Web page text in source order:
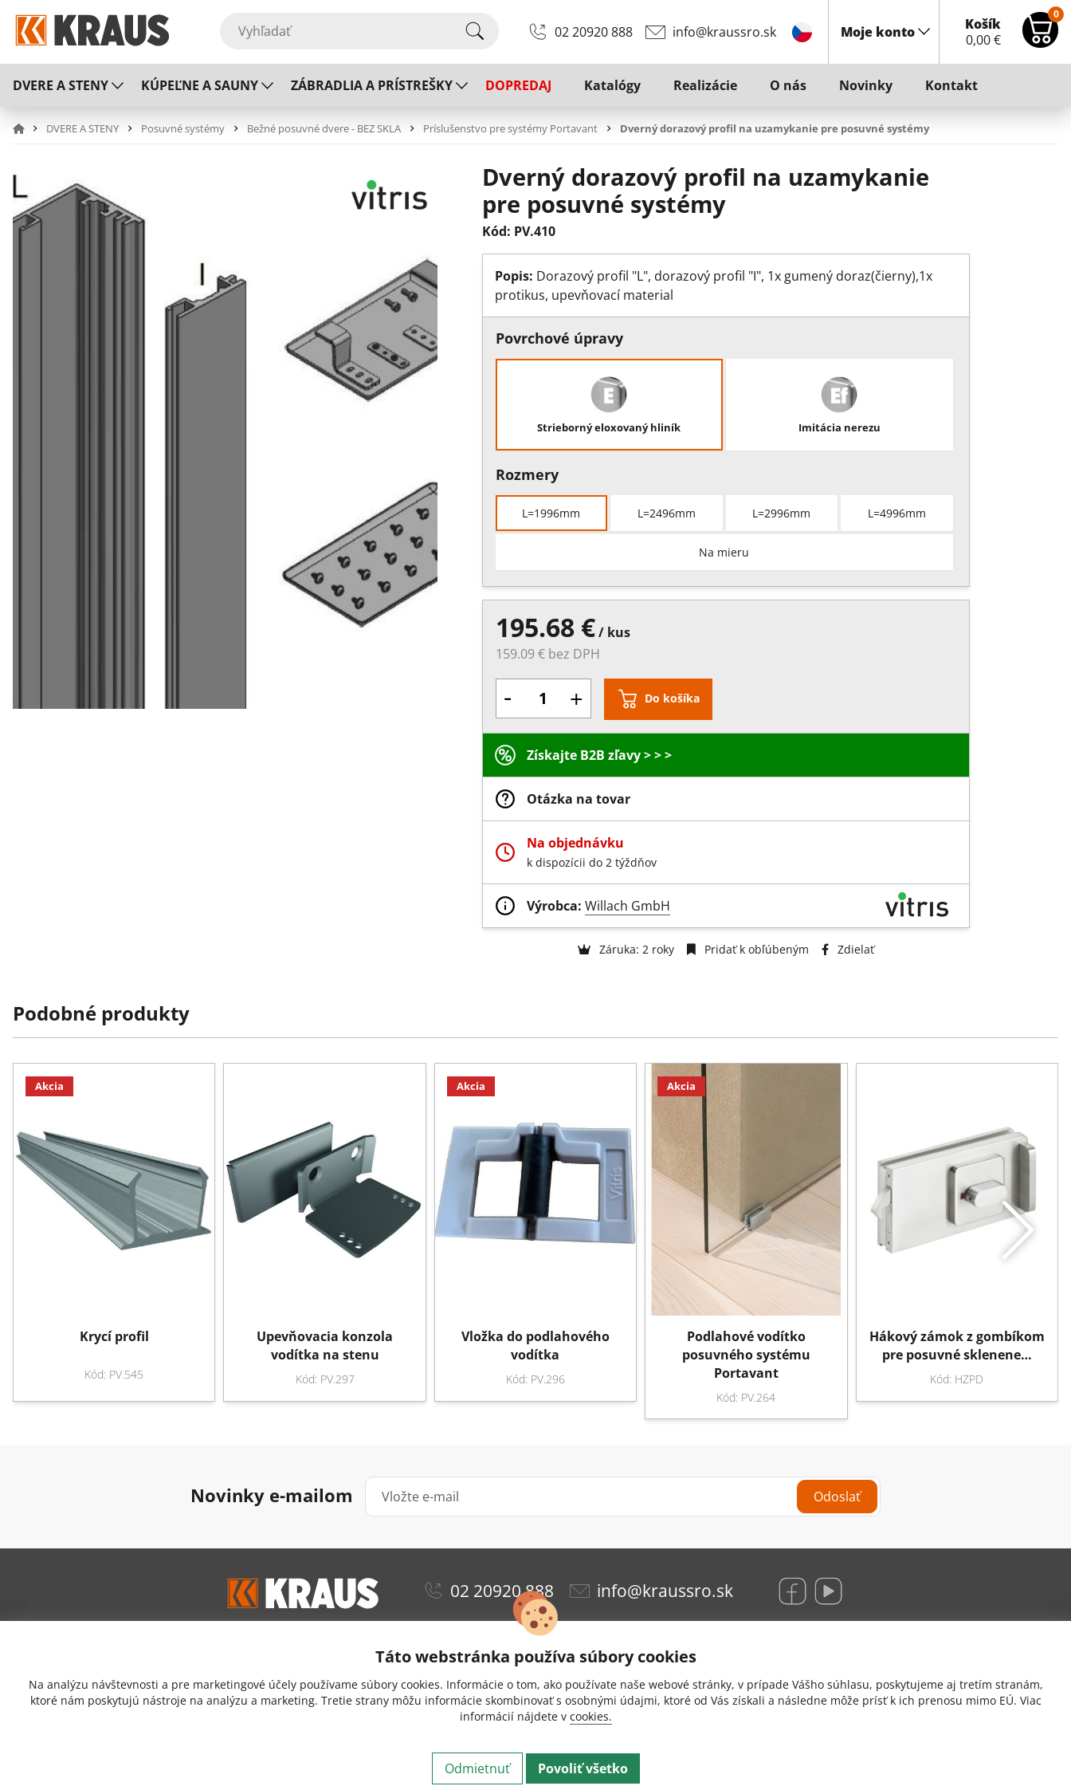
02 20920 888 info@kraussro.sk Moje konto
Košík
0,00€
0
DVERE A STENY KÚPEĽNE A SAUNY ZÁBRADLIA A PRÍSTREŠKY DOPREDAJ Katalógy Realizácie O nás Novinky Kontakt
DVERE A STENY Posuvné systémy Bežné posuvné dvere - BEZ SKLA Príslušenstvo pre systémy Portavant Dverný dorazový profil na uzamykanie pre posuvné systémy
Dverný dorazový profil na uzamykanie
pre posuvné systémy
Kód: PV.410
Popis: Dorazový profil "L", dorazový profil "I", 1x gumený doraz(čierny),1x
protikus, upevňovací material
Povrchové úpravy
Strieborný eloxovaný hliník Imitácia nerezu
Rozmery
L=1996mm L=2496mm L=2996mm L=4996mm
Na mieru
195.68 €/ kus
159.09 € bez DPH
- + Do košíka
Získajte B2B zľavy > > >
Otázka na tovar
Na objednávku
k dispozícii do 2 týždňov
Výrobca: Willach GmbH
Záruka: 2 roky Pridať k obľúbeným Zdielať
Podobné produkty
Akcia
Krycí profil
Kód: PV.545
Upevňovacia konzola
vodítka na stenu
Kód: PV.297
Akcia
Vložka do podlahového
vodítka
Kód: PV.296
Akcia
Podlahové vodítko
posuvného systému
Portavant
Kód: PV.264
Hákový zámok z gombíkom
pre posuvné sklenene…
Kód: HZPD
Novinky e-mailom Odoslať
02 20920 888 info@kraussro.sk
4,7
Doprava a platba
Odstúpenie od zmluvy
Nastavenie cookies
Kontakt
Hrachová 12/B
Copyright © 2026 KRAUS Glas Beschlaege. Všetky práva vyhradené.
Táto webstránka používa súbory cookies
Na analýzu návštevnosti a pre marketingové účely používame súbory cookies. Informácie o tom, ako používate naše webové stránky, v prípade Vášho súhlasu, poskytujeme aj tretím stranám,
ktoré nám poskytujú nástroje na analýzu a marketing. Tretie strany môžu informácie skombinovať s osobnými údajmi, ktoré od Vás získali a následne môže prísť k ich prenosu mimo EÚ. Viac
informácií nájdete v cookies.
Odmietnuť Povoliť všetko